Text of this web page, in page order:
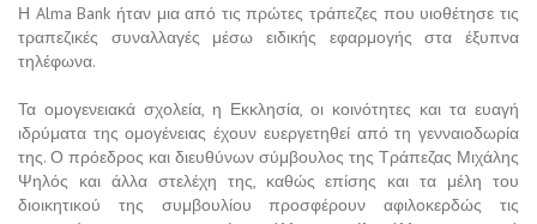
Η Alma Bank ήταν μια από τις πρώτες τράπεζες που υιοθέτησε τις
τραπεζικές συναλλαγές μέσω ειδικής εφαρμογής στα έξυπνα
τηλέφωνα.
Τα ομογενειακά σχολεία, η Εκκλησία, οι κοινότητες και τα ευαγή
ιδρύματα της ομογένειας έχουν ευεργετηθεί από τη γενναιοδωρία
της. Ο πρόεδρος και διευθύνων σύμβουλος της Τράπεζας Μιχάλης
Ψηλός και άλλα στελέχη της, καθώς επίσης και τα μέλη του
διοικητικού της συμβουλίου προσφέρουν αφιλοκερδώς τις